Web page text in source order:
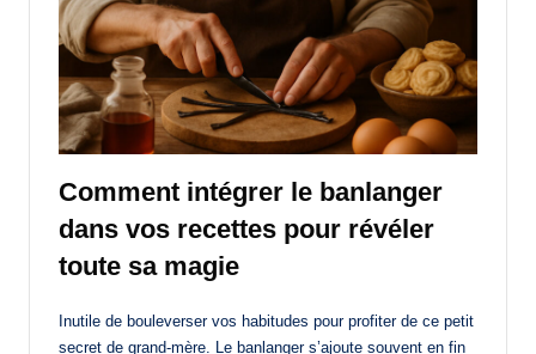
Comment intégrer le banlanger
dans vos recettes pour révéler
toute sa magie
Inutile de bouleverser vos habitudes pour profiter de ce petit
secret de grand-mère. Le banlanger s’ajoute souvent en fin